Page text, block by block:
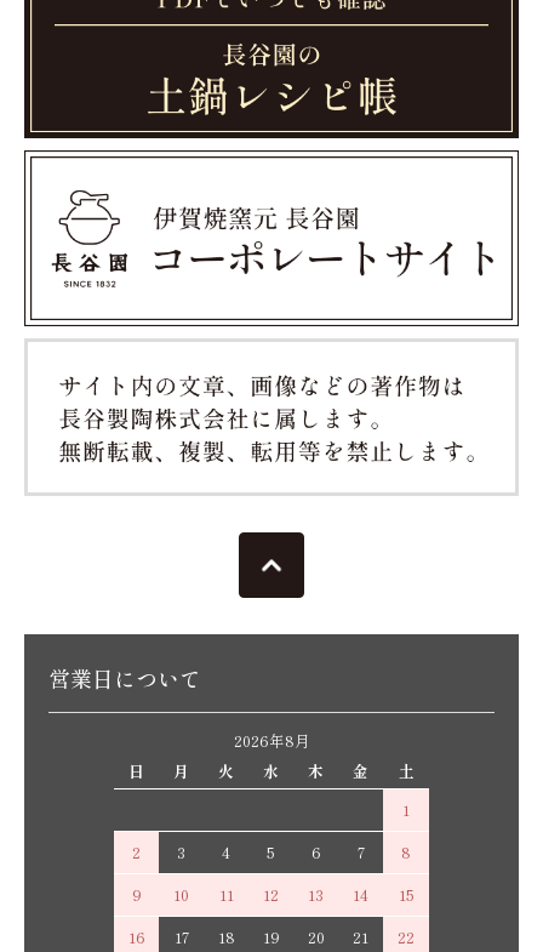
営業日について
2026年8月
日
月 火 水 木 金
土
1
2
3 4 5 6 7
8
9
10 11 12 13 14
15
16
17 18 19 20 21
22